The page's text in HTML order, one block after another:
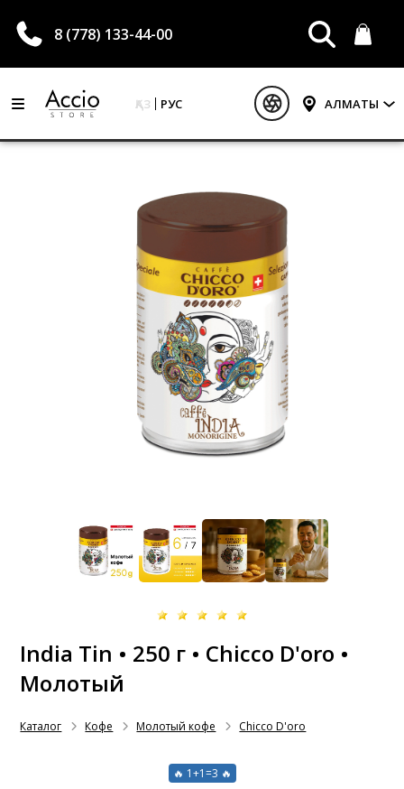
8 (778) 133-44-00
ҚАЗ РУС АЛМАТЫ
India Tin • 250 г • Chicco D'oro •
Молотый
Каталог Кофе Молотый кофе Chicco D'oro
🔥 1+1=3 🔥